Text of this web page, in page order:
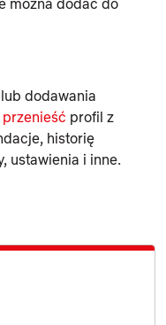
można dodać do
dodawania
przenieść profil z
historię
ustawienia i inne.